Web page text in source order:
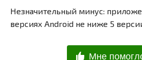
Незначительный минус:
версиях Android не ниже 5
Мне